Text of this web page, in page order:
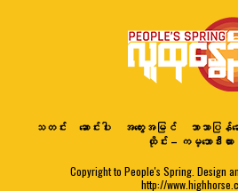
သတင်း ဆောင်းပါး အတွေးအမြင် ဘာသာပြန်ဆေ
ထိုင်း – ကမ္ဘောဒီးယား
Copyright to People's Spring. Design
http://